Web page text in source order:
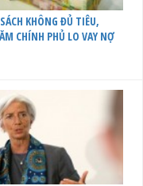
KHÔNG ĐỦ TIÊU,
CHÍNH PHỦ LO VAY NỢ